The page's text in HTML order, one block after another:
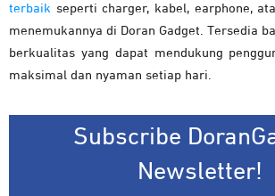
terbaik seperti charger, kabel, earphone,
menemukannya di Doran Gadget. Tersedia
berkualitas yang dapat mendukung
maksimal dan nyaman setiap hari.
Subscribe
Newsletter!